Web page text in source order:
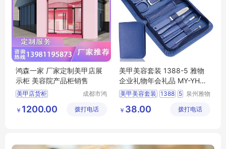
鸿森一家 厂家定制美甲店展
示柜 美容院产品柜销售
美甲店货柜
美甲店置物柜
成都市鸿
览展示有
￥ 1200.00 拨打电话
美甲美容套装 1388-5 雅物
企业礼物年会礼品 MY-YHG
M-L5-09
美甲美容套装 1388 5
MY YHGM
泉州雅物
公司
￥ 38.00 拨打电话